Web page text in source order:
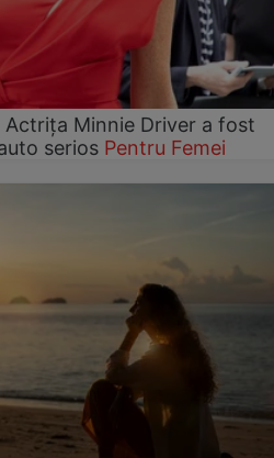
Actrița Minnie Driver a fost
serios Pentru Femei